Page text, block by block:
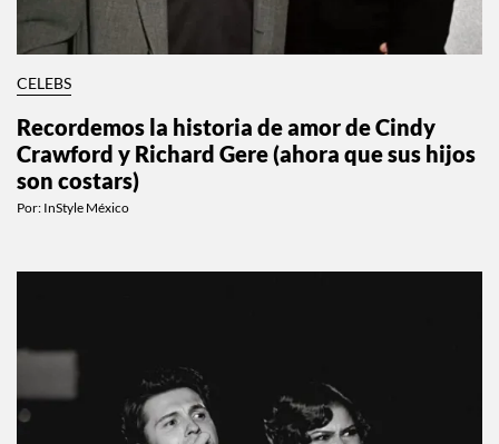
CELEBS
Recordemos la historia de amor de Cindy
Crawford y Richard Gere (ahora que sus hijos
son costars)
Por: InStyle México